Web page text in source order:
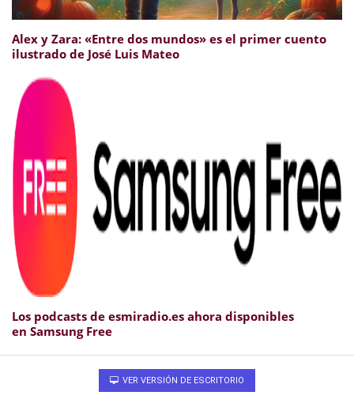
Alex y Zara: «Entre dos mundos» es el primer cuento
ilustrado de José Luis Mateo
Los podcasts de esmiradio.es ahora disponibles
en Samsung Free
VER VERSIÓN DE ESCRITORIO